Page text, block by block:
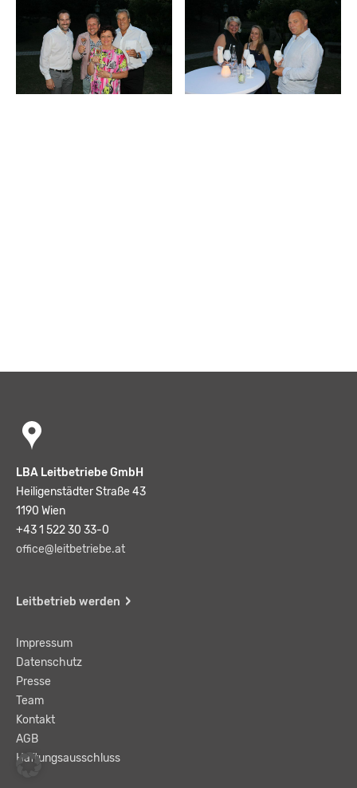
LBA Leitbetriebe GmbH
Heiligenstädter Straße 43
1190 Wien
+43 1 522 30 33-0
office@leitbetriebe.at
Leitbetrieb werden
Impressum
Datenschutz
Presse
Team
Kontakt
AGB
Haftungsausschluss